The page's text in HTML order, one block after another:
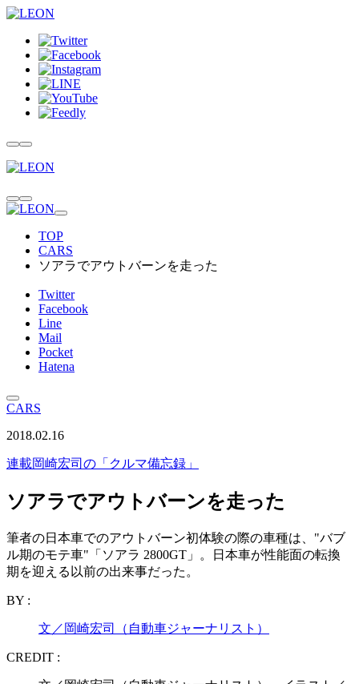
TOP
CARS
ソアラでアウトバーンを走った
Twitter
Facebook
Line
Mail
Pocket
Hatena
CARS
2018.02.16
連載岡崎宏司の「クルマ備忘録」
ソアラでアウトバーンを走った
筆者の日本車でのアウトバーン初体験の際の車種は、"バブ
ル期のモテ車"「ソアラ 2800GT」。日本車が性能面の転換
期を迎える以前の出来事だった。
BY :
文／岡崎宏司（自動車ジャーナリスト）
CREDIT :